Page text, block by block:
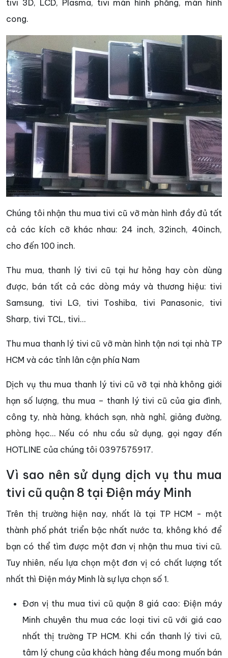
tivi 3D, LCD, Plasma, tivi màn hình phẳng, màn hình
cong.
Chúng tôi nhận thu mua tivi cũ vỡ màn hình đầy đủ tất
cả các kích cỡ khác nhau: 24 inch, 32inch, 40inch,
cho đến 100 inch.
Thu mua, thanh lý tivi cũ tại hư hỏng hay còn dùng
được, bán tất cả các dòng máy và thương hiệu: tivi
Samsung, tivi LG, tivi Toshiba, tivi Panasonic, tivi
Sharp, tivi TCL, tivi…
Thu mua thanh lý tivi cũ vỡ màn hình tận nơi tại nhà TP
HCM và các tỉnh lân cận phía Nam
Dịch vụ thu mua thanh lý tivi cũ vỡ tại nhà không giới
hạn số lượng, thu mua – thanh lý tivi cũ của gia đình,
công ty, nhà hàng, khách sạn, nhà nghỉ, giảng đường,
phòng học… Nếu có nhu cầu sử dụng, gọi ngay đến
HOTLINE của chúng tôi 0397575917.
Vì sao nên sử dụng dịch vụ thu mua
tivi cũ quận 8 tại Điện máy Minh
Trên thị trường hiện nay, nhất là tại TP HCM - một
thành phố phát triển bậc nhất nước ta, không khó để
bạn có thể tìm được một đơn vị nhận thu mua tivi cũ.
Tuy nhiên, nếu lựa chọn một đơn vị có chất lượng tốt
nhất thì Điện máy Minh là sự lựa chọn số 1.
Đơn vị thu mua tivi cũ quận 8 giá cao: Điện máy
Minh chuyên thu mua các loại tivi cũ với giá cao
nhất thị trường TP HCM. Khi cần thanh lý tivi cũ,
tâm lý chung của khách hàng đều mong muốn bán